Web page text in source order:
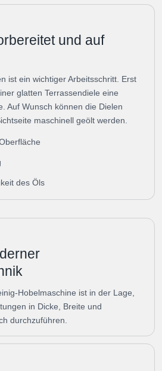
und auf
ist ein wichtiger Arbeitsschritt. Erst
glatten Terrassendiele eine
Auf Wunsch können die Dielen
maschinell geölt werden.
des Öls
Hobelmaschine ist in der Lage,
in Dicke, Breite und
durchzuführen.